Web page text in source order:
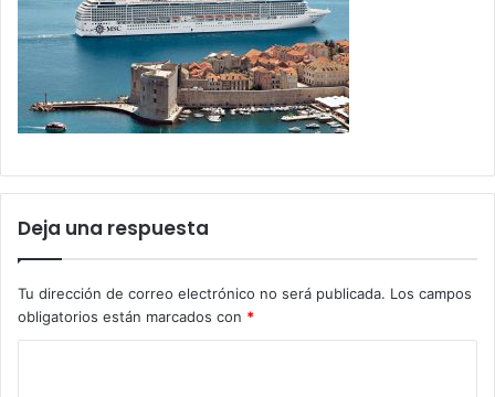
Deja una respuesta
Tu dirección de correo electrónico no será publicada. Los campos
obligatorios están marcados con *